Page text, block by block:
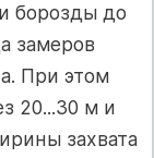
борозды до
замеров
При этом
20...30 м и
захвата